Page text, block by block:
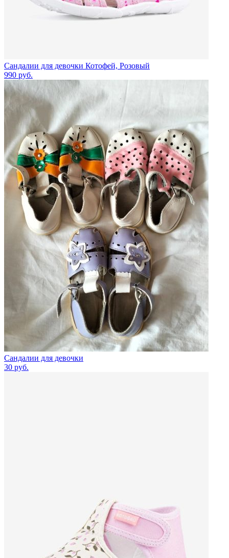
Сандалии для девочки Котофей, Розовый
990 руб.
Сандалии для девочки
30 руб.